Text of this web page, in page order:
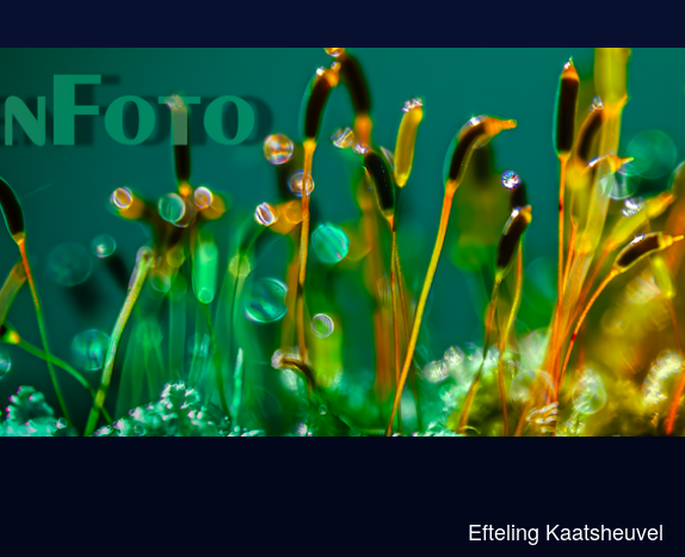
Efteling Kaatsheuvel